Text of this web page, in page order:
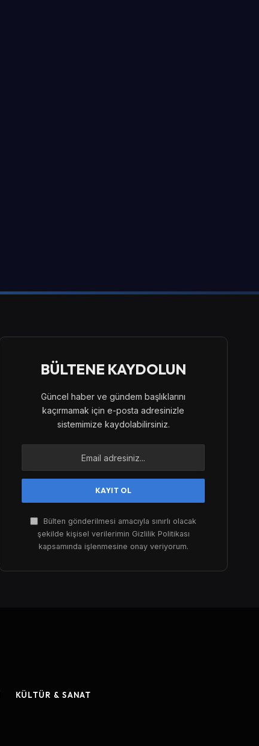
BÜLTENE KAYDOLUN
Güncel haber ve gündem başlıklarını
kaçırmamak için e-posta adresinizle
sistemimize kaydolabilirsiniz.
Bülten gönderilmesi amacıyla sınırlı olacak
şekilde kişisel verilerimin Gizlilik Politikası
kapsamında işlenmesine onay veriyorum.
KÜLTÜR & SANAT